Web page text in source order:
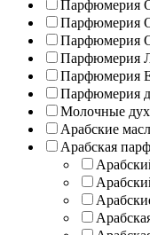
Парфюмерия
Парфюмерия
Парфюмерия
Парфюмерия
Парфюмерия
Парфюмерия
Молочные
Арабские
Арабская